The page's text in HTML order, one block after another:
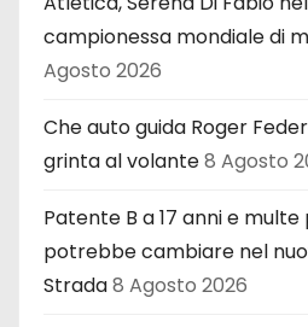
campionessa mondiale di
Agosto 2026
Che auto guida Roger
grinta al volante8 Agosto
Patente B a 17 anni e
potrebbe cambiare nel
Strada8 Agosto 2026